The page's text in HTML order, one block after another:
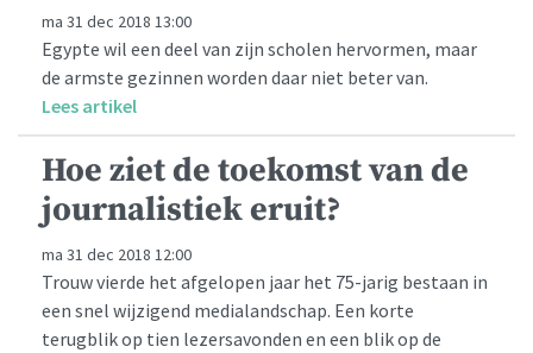
ma 31 dec 2018 13:00
Egypte wil een deel van zijn scholen hervormen, maar
de armste gezinnen worden daar niet beter van.
Lees artikel
Hoe ziet de toekomst van de
journalistiek eruit?
ma 31 dec 2018 12:00
Trouw vierde het afgelopen jaar het 75-jarig bestaan in
een snel wijzigend medialandschap. Een korte
terugblik op tien lezersavonden en een blik op de